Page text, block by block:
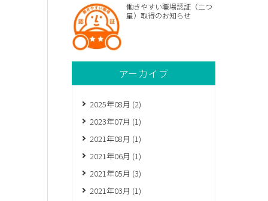
働きやすい職場認証（二つ
星）取得のお知らせ
アーカイブ
2025年08月 (2)
2023年07月 (1)
2021年08月 (1)
2021年06月 (1)
2021年05月 (3)
2021年03月 (1)